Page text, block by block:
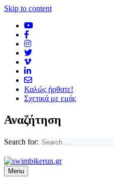
Skip to content
Καλώς ήρθατε!
Σχετικά με εμάς
Αναζήτηση
Search for:
Menu